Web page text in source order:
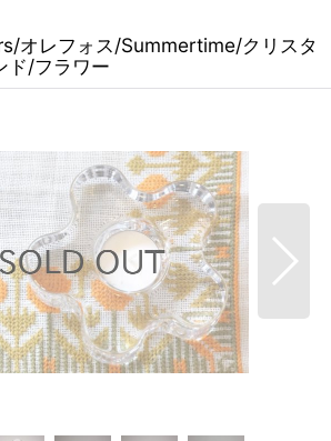
オレフォス/Summertime/クリスタ
ド/フラワー